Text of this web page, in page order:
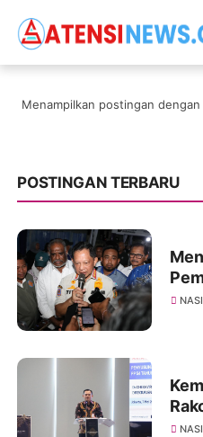
Menampilkan postingan
POSTINGAN TERBARU